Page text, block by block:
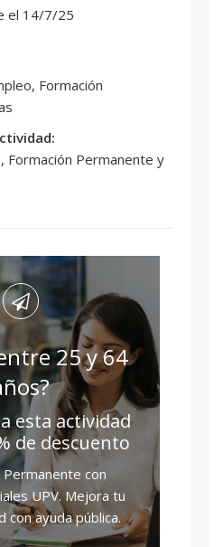
el 14/7/25
Formación
Formación Permanente y
25 y 64
esta actividad
de descuento
Permanente con
UPV. Mejora tu
con ayuda pública.